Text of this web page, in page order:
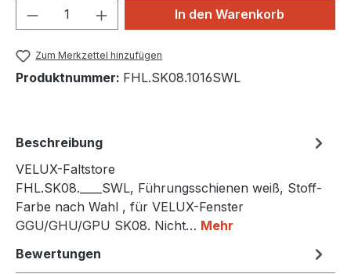
Produkt Anzahl: Gib denIn den Warenkorb
Zum Merkzettel hinzufügen
Produktnummer: FHL.SK08.1016SWL
Beschreibung
VELUX-Faltstore
FHL.SK08.____SWL, Führungsschienen weiß, Stoff-
Farbe nach Wahl , für VELUX-Fenster
GGU/GHU/GPU SK08. Nicht… Mehr
Bewertungen